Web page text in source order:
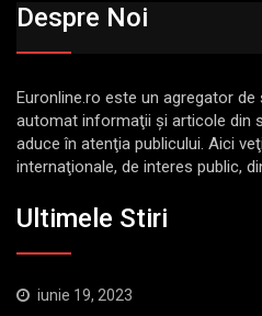
Despre Noi
Euronline.ro este un agregator
automat informaţii şi articole din
aduce în atenţia publicului. Aici
internaţionale, de interes public,
Ultimele Stiri
iunie 19, 2023